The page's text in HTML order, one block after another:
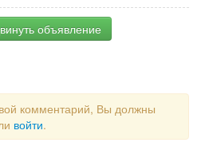
объявление
комментарий, Вы должны
войти.